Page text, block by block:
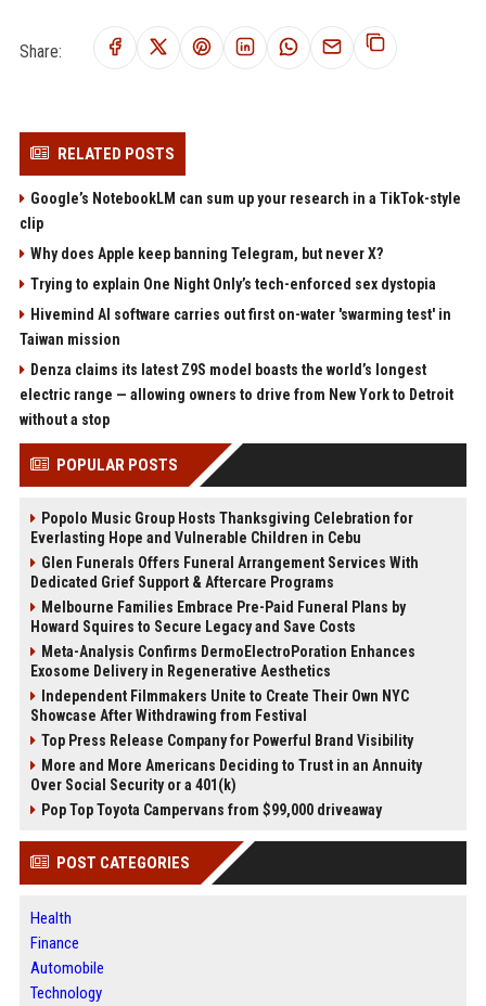
Share:
RELATED POSTS
Google’s NotebookLM can sum up your research in a TikTok-style
clip
Why does Apple keep banning Telegram, but never X?
Trying to explain One Night Only’s tech-enforced sex dystopia
Hivemind AI software carries out first on-water 'swarming test' in
Taiwan mission
Denza claims its latest Z9S model boasts the world’s longest
electric range — allowing owners to drive from New York to Detroit
without a stop
POPULAR POSTS
Popolo Music Group Hosts Thanksgiving Celebration for
Everlasting Hope and Vulnerable Children in Cebu
Glen Funerals Offers Funeral Arrangement Services With
Dedicated Grief Support & Aftercare Programs
Melbourne Families Embrace Pre-Paid Funeral Plans by
Howard Squires to Secure Legacy and Save Costs
Meta-Analysis Confirms DermoElectroPoration Enhances
Exosome Delivery in Regenerative Aesthetics
Independent Filmmakers Unite to Create Their Own NYC
Showcase After Withdrawing from Festival
Top Press Release Company for Powerful Brand Visibility
More and More Americans Deciding to Trust in an Annuity
Over Social Security or a 401(k)
Pop Top Toyota Campervans from $99,000 driveaway
POST CATEGORIES
Health
Finance
Automobile
Technology